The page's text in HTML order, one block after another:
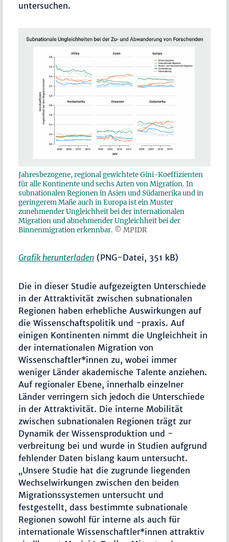
untersuchen.
Jahresbezogene, regional gewichtete Gini-Koeffizienten
für alle Kontinente und sechs Arten von Migration. In
subnationalen Regionen in Asien und Südamerika und in
geringerem Maße auch in Europa ist ein Muster
zunehmender Ungleichheit bei der internationalen
Migration und abnehmender Ungleichheit bei der
Binnenmigration erkennbar. © MPIDR
Grafik herunterladen (PNG-Datei, 351 kB)
Die in dieser Studie aufgezeigten Unterschiede
in der Attraktivität zwischen subnationalen
Regionen haben erhebliche Auswirkungen auf
die Wissenschaftspolitik und -praxis. Auf
einigen Kontinenten nimmt die Ungleichheit in
der internationalen Migration von
Wissenschaftler*innen zu, wobei immer
weniger Länder akademische Talente anziehen.
Auf regionaler Ebene, innerhalb einzelner
Länder verringern sich jedoch die Unterschiede
in der Attraktivität. Die interne Mobilität
zwischen subnationalen Regionen trägt zur
Dynamik der Wissensproduktion und -
verbreitung bei und wurde in Studien aufgrund
fehlender Daten bislang kaum untersucht.
„Unsere Studie hat die zugrunde liegenden
Wechselwirkungen zwischen den beiden
Migrationssystemen untersucht und
festgestellt, dass bestimmte subnationale
Regionen sowohl für interne als auch für
internationale Wissenschaftler*innen attraktiv